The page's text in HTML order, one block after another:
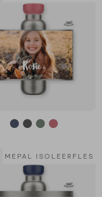
MEPAL ISOLEERFLES